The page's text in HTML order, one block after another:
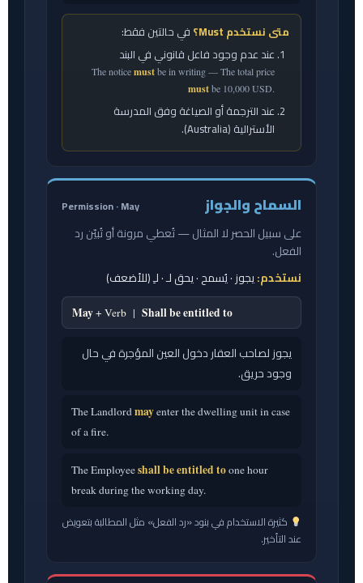
متى نستخدم Must؟
في حالتين فقط:
عند عدم وجود فاعل قانوني في البند
The noticemustbe in writing — The total price
mustbe 10,000 USD.
عند الترجمة أو الصياغة وفق المدرسة
الأسترالية (Australia).
السماح والجواز Permission · May
على سبيل الحصر لا المثال — تُعطي مرونة أو تُبيّن رد
الفعل.
نستخدم:يجوز · يُسمح · يحق لـ · لـِ (للأضعف)
May+ Verb | Shall be entitled to
يجوز لصاحب العقار دخول العين المؤجرة في حال
وجود حريق.
The Landlordmayenter the dwelling unit in case
of a fire.
The Employeeshall be entitled toone hour
break during the working day.
كثيرة الاستخدام في بنود «رد الفعل» مثل المطالبة بتعويض
عند التأخير.